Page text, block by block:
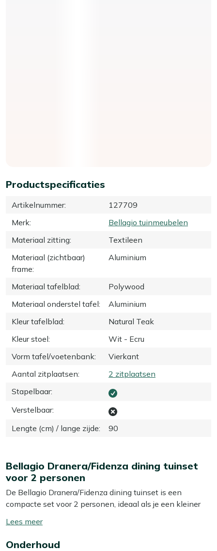
Productspecificaties
Artikelnummer:
127709
Merk:
Bellagio tuinmeubelen
Materiaal zitting:
Textileen
Materiaal (zichtbaar)
frame:
Aluminium
Materiaal tafelblad:
Polywood
Materiaal onderstel tafel:
Aluminium
Kleur tafelblad:
Natural Teak
Kleur stoel:
Wit - Ecru
Vorm tafel/voetenbank:
Vierkant
Aantal zitplaatsen:
2 zitplaatsen
Stapelbaar:
Verstelbaar:
Lengte (cm) / lange zijde: 90
Bellagio Dranera/Fidenza dining tuinset
voor 2 personen
De Bellagio Dranera/Fidenza dining tuinset is een
compacte set voor 2 personen, ideaal als je een kleiner
De aluminium stoelen met ademende textileen zitting
Toon/verberg
meer
Onderhoud